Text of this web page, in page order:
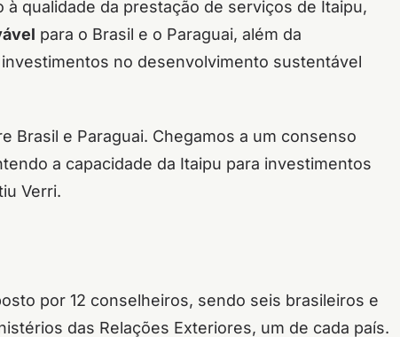
qualidade da prestação de serviços de Itaipu,
para o Brasil e o Paraguai, além da
no desenvolvimento sustentável
Brasil e Paraguai. Chegamos a um consenso
a capacidade da Itaipu para investimentos
Verri.
por 12 conselheiros, sendo seis brasileiros e
das Relações Exteriores, um de cada país.